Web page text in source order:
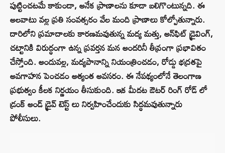
పుట్టించటమే కాకుండా, అనేక ప్రాణాలను కూడా బలిగొంటున్నది. ఈ
అలవాటు వల్ల ప్రతి సంవత్సరం వేల మంది ప్రాణాలు కోల్పోతున్నారు.
దారిలోని ప్రమాదాలకు కారణమవుతున్న మద్య మత్తు, అన్‌ఫిట్ డ్రైవింగ్,
చట్టానికి విరుద్ధంగా ఉన్న ప్రవర్తన మన అందరినీ తీవ్రంగా ప్రభావితం
చేస్తోంది. అందువల్ల, మద్యపానాన్ని నియంత్రించడం, రోడ్డు భద్రతపై
అవగాహన పెంచడం అత్యంత అవసరం. ఈ నేపథ్యంలోనే తెలంగాణ
ప్రభుత్వం కీలక నిర్ణయం తీసుకుంది. ఇక మీదట ఔటర్ రింగ్ రోడ్ లో
డ్రంక్ అండ్ డ్రైవ్ టెస్ట్ లు నిర్వహించేందుకు సిద్ధమవుతున్నారు
పోలీసులు.